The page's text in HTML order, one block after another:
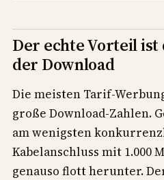
Der echte Vorteil
der Download
Die meisten Tarif-
große Download-Zahlen.
am wenigsten
Kabelanschluss mit 1.000
genauso flott herunter.